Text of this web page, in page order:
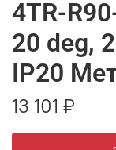
4TR-
20 deg,
IP20
13 101 ₽